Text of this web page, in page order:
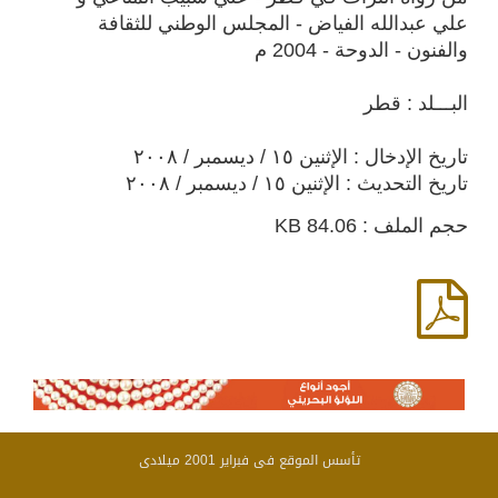
علي عبدالله الفياض - المجلس الوطني للثقافة
والفنون - الدوحة - 2004 م
البـــلد : قطر
تاريخ الإدخال : الإثنين ١٥ / ديسمبر / ٢٠٠٨
تاريخ التحديث : الإثنين ١٥ / ديسمبر / ٢٠٠٨
حجم الملف : 84.06 KB
تأسس الموقع فى فبراير 2001 ميلادى